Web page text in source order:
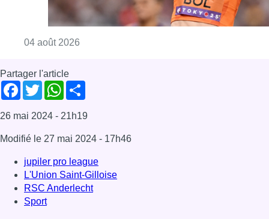
04 août 2026
Partager l'article
Facebook
TwitterWhatsApp
26 mai 2024 - 21h19
Modifié le 27 mai 2024 - 17h46
jupiler pro league
L'Union Saint-Gilloise
RSC Anderlecht
Sport